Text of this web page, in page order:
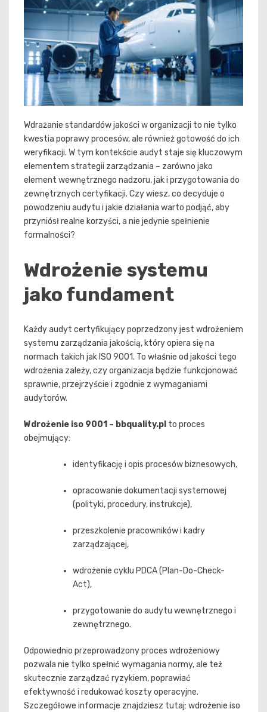
Wdrażanie standardów jakości w organizacji to nie tylko
kwestia poprawy procesów, ale również gotowość do ich
weryfikacji. W tym kontekście audyt staje się kluczowym
elementem strategii zarządzania – zarówno jako
element wewnętrznego nadzoru, jak i przygotowania do
zewnętrznych certyfikacji. Czy wiesz, co decyduje o
powodzeniu audytu i jakie działania warto podjąć, aby
przyniósł realne korzyści, a nie jedynie spełnienie
formalności?
Wdrożenie systemu
jako fundament
Każdy audyt certyfikujący poprzedzony jest wdrożeniem
systemu zarządzania jakością, który opiera się na
normach takich jak ISO 9001. To właśnie od jakości tego
wdrożenia zależy, czy organizacja będzie funkcjonować
sprawnie, przejrzyście i zgodnie z wymaganiami
audytorów.
Wdrożenie iso 9001 – bbquality.pl to proces
obejmujący:
identyfikację i opis procesów biznesowych,
opracowanie dokumentacji systemowej
(polityki, procedury, instrukcje),
przeszkolenie pracowników i kadry
zarządzającej,
wdrożenie cyklu PDCA (Plan-Do-Check-
Act),
przygotowanie do audytu wewnętrznego i
zewnętrznego.
Odpowiednio przeprowadzony proces wdrożeniowy
pozwala nie tylko spełnić wymagania normy, ale też
skutecznie zarządzać ryzykiem, poprawiać
efektywność i redukować koszty operacyjne.
Szczegółowe informacje znajdziesz tutaj: wdrożenie iso